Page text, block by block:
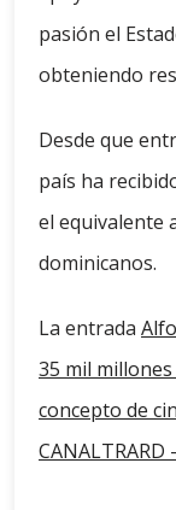
pasión el
obteniendo
Desde que
país ha
el equivalente
dominicanos.
La entrada
35 mil
concepto de